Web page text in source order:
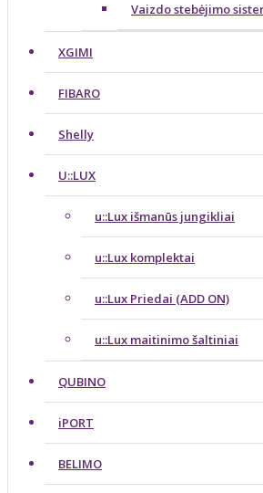
Vaizdo stebėjimo
XGIMI
FIBARO
Shelly
U::LUX
u::Lux išmanūs jungikliai
u::Lux komplektai
u::Lux Priedai (ADD ON)
u::Lux maitinimo šaltiniai
QUBINO
iPORT
BELIMO